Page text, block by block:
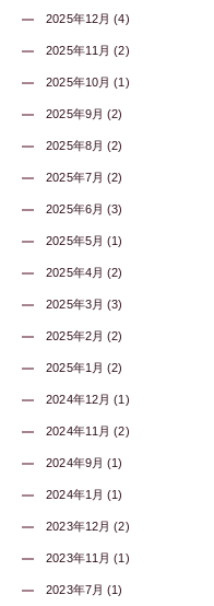
2025年12月 (4)
2025年11月 (2)
2025年10月 (1)
2025年9月 (2)
2025年8月 (2)
2025年7月 (2)
2025年6月 (3)
2025年5月 (1)
2025年4月 (2)
2025年3月 (3)
2025年2月 (2)
2025年1月 (2)
2024年12月 (1)
2024年11月 (2)
2024年9月 (1)
2024年1月 (1)
2023年12月 (2)
2023年11月 (1)
2023年7月 (1)